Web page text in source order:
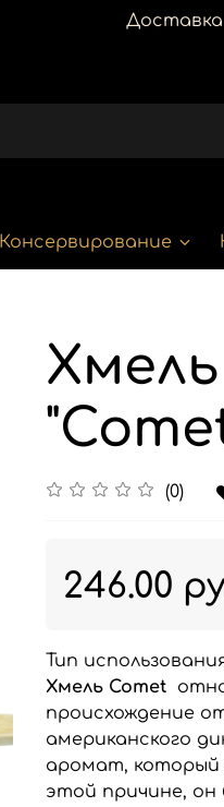
Доставка
Консервирование
(0)
246.00
Тип
Хмель Comet
происхождение
американского
аромат, который
этой причине,